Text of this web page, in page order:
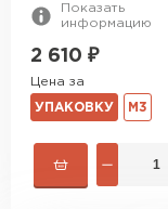
Показать
информацию
2 610 ₽
Цена за
УПАКОВКУ М3